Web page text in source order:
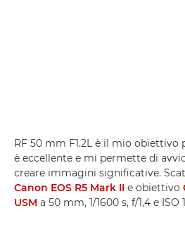
RF 50 mm F1.2L è il mio obiettivo
è eccellente e mi permette di
creare immagini significative.
Canon EOS R5 Mark II e obiettivo
USM a 50 mm, 1/1600 s, f/1,4 e